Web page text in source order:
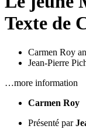
Texte de
Carmen Roy
Jean-Pierre
…more information
Carmen Roy
Présenté par